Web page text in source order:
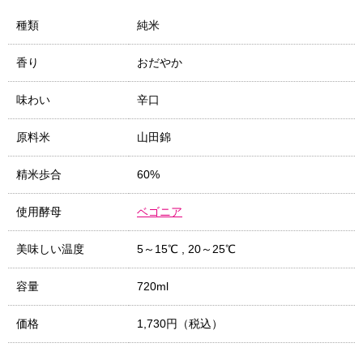
種類 純米
香り おだやか
味わい 辛口
原料米 山田錦
精米歩合 60%
使用酵母 ベゴニア
美味しい温度 5～15℃ 20～25℃
容量 720ml
価格 1,730円（税込）